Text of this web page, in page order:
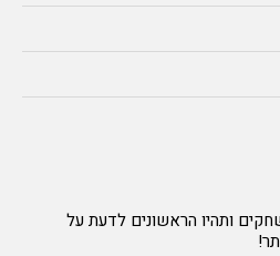
ותהיו הראשונים לדעת על